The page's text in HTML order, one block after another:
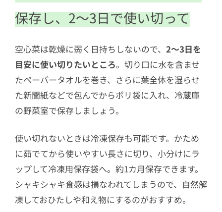
保存し、2〜3日で使い切って
空心菜は乾燥に弱く日持ちしないので、 2〜3日を
目安に使い切りたいところ。切り口に水を含ませ
たペーパータオルを巻き、さらに葉全体を湿らせ
た新聞紙などで包んでからポリ袋に入れ、冷蔵庫
の野菜室で保存しましょう。
使い切れないときは冷凍保存も可能です。かため
に茹でてから使いやすい長さに切り、小分けにラ
ップして冷凍用保存袋へ。約1カ月保存できます。
シャキシャキ食感は損なわれてしまうので、自然解
凍しておひたしや和え物にするのがおすすめ。